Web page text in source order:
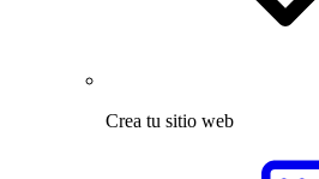
Crea tu sitio web